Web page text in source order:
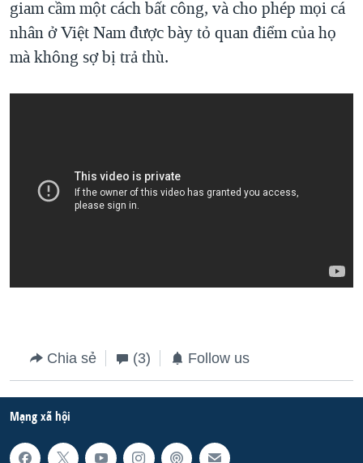
giam cầm một cách bất công, và cho phép mọi cá
nhân ở Việt Nam được bày tỏ quan điểm của họ
mà không sợ bị trả thù.
Chia sẻ (3) Follow us
Mạng xã hội